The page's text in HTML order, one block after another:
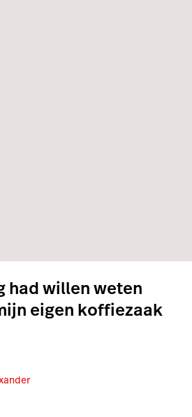
had willen weten
eigen koffiezaak